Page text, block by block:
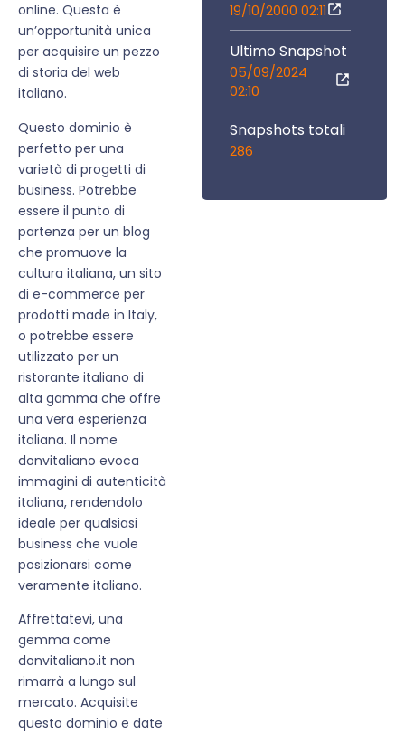
online. Questa è
un’opportunità unica
per acquisire un pezzo
di storia del web
italiano.
Questo dominio è
perfetto per una
varietà di progetti di
business. Potrebbe
essere il punto di
partenza per un blog
che promuove la
cultura italiana, un sito
di e-commerce per
prodotti made in Italy,
o potrebbe essere
utilizzato per un
ristorante italiano di
alta gamma che offre
una vera esperienza
italiana. Il nome
donvitaliano evoca
immagini di autenticità
italiana, rendendolo
ideale per qualsiasi
business che vuole
posizionarsi come
veramente italiano.
Affrettatevi, una
gemma come
donvitaliano.it non
rimarrà a lungo sul
mercato. Acquisite
questo dominio e date
19/10/2000 02:11
Ultimo Snapshot
05/09/2024
02:10
Snapshots totali
286